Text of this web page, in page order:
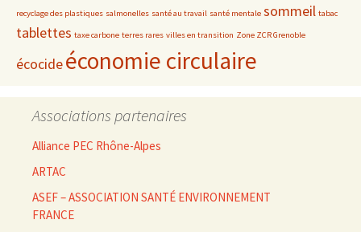
recyclage des plastiques salmonelles santé au travail santé mentale sommeil tabac
tablettes taxe carbone terres rares villes en transition Zone ZCR Grenoble
écocideéconomie circulaire
Associations partenaires
Alliance PEC Rhône-Alpes
ARTAC
ASEF – ASSOCIATION SANTÉ ENVIRONNEMENT
FRANCE